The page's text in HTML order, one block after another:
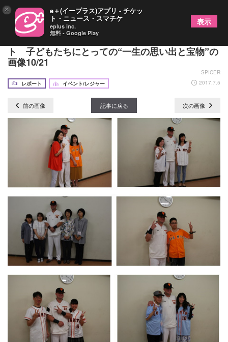
読売ジャイアンツ『イープラスナイター』をレポー
ト 子どもたちにとっての“一生の思い出と宝物”の
画像10/21
SPICER
レポート
イベント/レジャー 2017.7.5
前の画像 記事に戻る 次の画像
× e＋(イープラス)アプリ - チケッ
ト・ニュース・スマチケ
eplus inc.
無料 - Google Play
表示